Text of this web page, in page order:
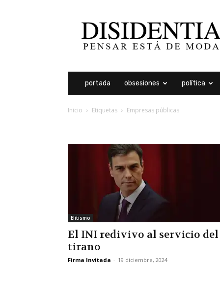
portada obsesiones política
Inicio Etiquetas Empresas públicas
Elitismo
El INI redivivo al servicio del
tirano
Firma Invitada - 19 diciembre, 2024